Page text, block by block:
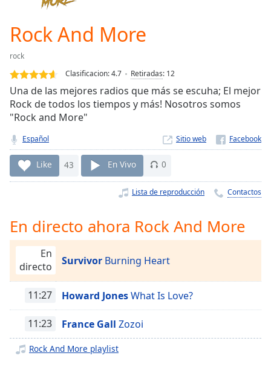
Current
Time0:00
Loaded:
0.00%
Stream
TypeLIVE
live,
currently
behind
LIVE
Remaining
Playback
Chapters
Descriptions
descriptions
Rock And More
rock
Clasificacion:4.7 Retiradas: 12
Una de las mejores radios que más se escuha; El mejor
Rock de todos los tiempos y más! Nosotros somos
"Rock and More"
Español Sitio web
Like 43 En Vivo 0
Lista de reproducción Contactos
En directo ahora Rock And More
En
directo
Survivor Burning Heart
11:27 Howard JonesWhat Is Love?
11:23 France Gall Zozoi
Rock And More playlist